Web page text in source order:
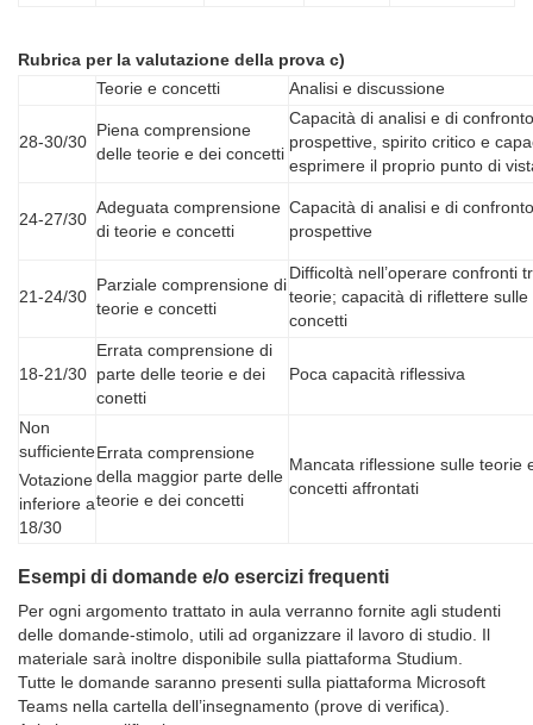
Rubrica per la valutazione della prova c)
Teorie e concetti
Analisi e discussione
28-30/30
Piena comprensione
delle teorie e dei concetti
Capacità di analisi e di
prospettive, spirito critico e
esprimere il proprio punto di
24-27/30
Adeguata comprensione
di teorie e concetti
Capacità di analisi e di
prospettive
21-24/30
Parziale comprensione di
teorie e concetti
Difficoltà nell’operare confronti
teorie; capacità di riflettere
concetti
18-21/30
Errata comprensione di
parte delle teorie e dei
conetti
Poca capacità riflessiva
Non
sufficiente
Votazione
inferiore a
18/30
Errata comprensione
della maggior parte delle
teorie e dei concetti
Mancata riflessione sulle teorie
concetti affrontati
Esempi di domande e/o esercizi frequenti
Per ogni argomento trattato in aula verranno fornite agli studenti
delle domande-stimolo, utili ad organizzare il lavoro di studio. Il
materiale sarà inoltre disponibile sulla piattaforma Studium.
Tutte le domande saranno presenti sulla piattaforma Microsoft
Teams nella cartella dell’insegnamento (prove di verifica).